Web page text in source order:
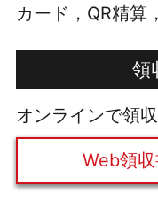
カード，QR精算
領
オンラインで領
Web領